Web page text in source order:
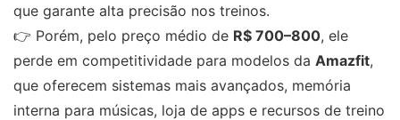
que garante alta precisão nos treinos.
👉 Porém, pelo preço médio de R$ 700–800, ele
perde em competitividade para modelos da Amazfit,
que oferecem sistemas mais avançados, memória
interna para músicas, loja de apps e recursos de treino